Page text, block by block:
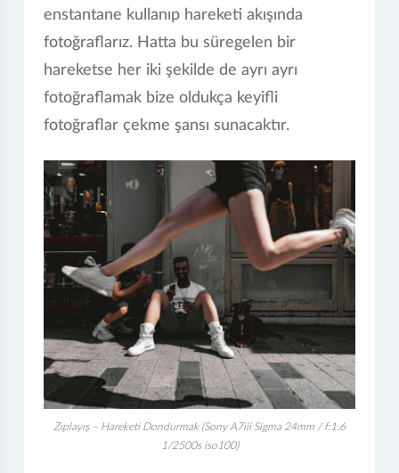
enstantane kullanıp hareketi akışında
fotoğraflarız. Hatta bu süregelen bir
hareketse her iki şekilde de ayrı ayrı
fotoğraflamak bize oldukça keyifli
fotoğraflar çekme şansı sunacaktır.
Zıplayış – Hareketi Dondurmak (Sony A7iii Sigma 24mm / f:1.6
1/2500s iso100)